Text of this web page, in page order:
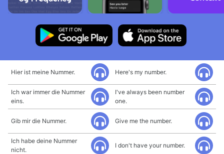
Hier ist meine Nummer. Here's my number.
Ich war immer die Nummer
eins.
I've always been number
one.
Gib mir die Nummer. Give me the number.
Ich habe deine Nummer
nicht.
I don't have your number.